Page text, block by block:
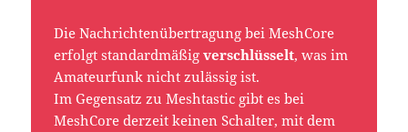
Die Nachrichtenübertragung bei MeshCore
erfolgt standardmäßigverschlüsselt, was im
Amateurfunk nicht zulässig ist.
Im Gegensatz zu Meshtastic gibt es bei
MeshCore derzeit keinen Schalter, mit dem